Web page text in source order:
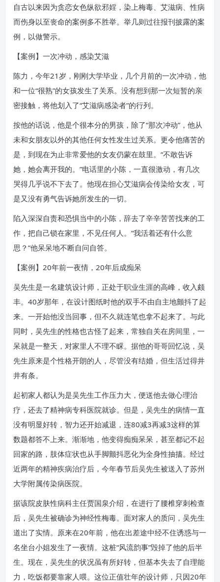
自古以来因为贪恋女色纵欲邪婬，染上梅毒、艾滋病、性病
而伤身以至丧命的案例多不胜举。举几则过往报刊披露的案
例，以做警示。
【案例】一次冲动，感染艾滋
陈力，今年21岁，刚刚大学毕业，几个月前的一次冲动，他
和一位“很熟”的女孩发生了关系。没有想到那一次短暂的亲
密接触，将他划入了“艾滋病感染者”的行列。
按他的话说，他是个很本分的男孩，除了“那次冲动”，他从
未和女朋友以外的其他任何女性发生过关系。更令他痛苦的
是，到现在为止非常爱他的女友仍蒙在鼓里。“不敢告诉
她，她会离开我的。”电话里的小陈，一直很激动，有几次
哭得几乎说不下去了。他现在担心艾滋病会传染给女友，可
是又没有勇气告诉她所发生的一切。
陷入深深自责和恐惧当中的小陈，辞去了辛辛苦苦找来的工
作，把自己锁在家里，不见任何人。“我活着还有什么意
思？”他呆呆地不断自问自答。
【案例】20年前一夜情，20年后成痴呆
吴先生是一名建筑设计师，正处于职业生涯的高峰，收入颇
丰。40岁那年，在设计图纸时他的双手不由自主地颤抖了起
来。一开始他没当回事，但不久就连笔也拿不起来了。与此
同时，吴先生的性格也古怪了起来，常独自关在房间里，一
呆就是一整天，对家里人不理不睬。据他的哥哥回忆说，吴
先生原来是个性格开朗的人，尽管没有结婚，但生活过得井
井有条。
起初家人都认为是吴先生工作压力大，便送他去做心理治
疗，还去了精神病专科医院就诊。但是，吴先生的病情一直
没有明显好转，智力还开始减退，连80减3再减3这样的算
数题都答不上来。渐渐地，他变得痴痴呆呆，甚至都记不起
回家的路，肢体症状也从手脚颤抖恶化为全身性抽搐。经过
近两年的精神疾病治疗后，今年春节后吴先生被送入了苏州
大学附属传染病医院。
据该院皮肤性病科主任贾国泉介绍，在进行了腰椎穿刺检查
后，吴先生被确诊为神经性梅毒。面对家人的质问，吴先生
道出了实情。原来在20年前，他在出差途中经不住诱惑与一
名坐台小姐发生了一夜情。这桩“风流韵事”毁掉了他的后半
生。现在，吴先生的状况虽有所好转，但基本失去了自理能
力，吃饭都要靠家人喂。这位正值壮年的设计师，只因20年